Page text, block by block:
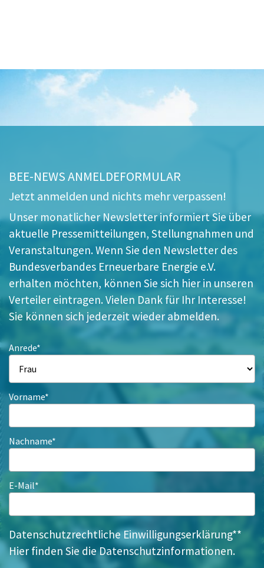
BEE-NEWS ANMELDEFORMULAR
Jetzt anmelden und nichts mehr verpassen!
Unser monatlicher Newsletter informiert Sie über
aktuelle Pressemitteilungen, Stellungnahmen und
Veranstaltungen. Wenn Sie den Newsletter des
Bundesverbandes Erneuerbare Energie e.V.
erhalten möchten, können Sie sich hier in unseren
Verteiler eintragen. Vielen Dank für Ihr Interesse!
Sie können sich jederzeit wieder abmelden.
Anrede*
Vorname*
Nachname*
E-Mail*
Datenschutzrechtliche Einwilligungserklärung**
Hier finden Sie die Datenschutzinformationen.